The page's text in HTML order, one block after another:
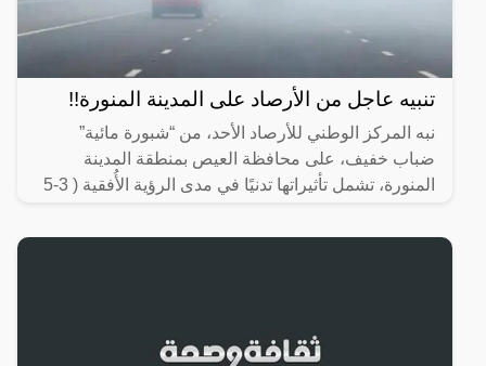
تنبيه عاجل من الأرصاد على المدينة المنورة!!
نبه المركز الوطني للأرصاد الأحد، من “شبورة مائية”
ضباب خفيف، على محافظة العيص بمنطقة المدينة
المنورة، تشمل تأثيراتها تدنيًا في مدى الرؤية الأُفقية ( 3-5